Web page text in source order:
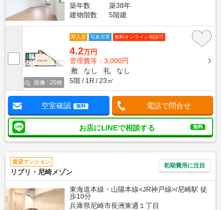
築年数
築38年
建物階数
5階建
画像 : 20枚
即入居 写真充実 無料オンライン相談可
4.2万円
管理費等：3,000円
敷
なし 礼
なし
5階
1R 23㎡
空室確認 無料 電話で問合せ
お店にLINEで相談する 無料
賃貸マンション
リブリ・尼崎メゾン
初期費用に注目
東海道本線・山陽本線<JR神戸線>/尼崎駅 徒
歩10分
兵庫県尼崎市長洲東通１丁目